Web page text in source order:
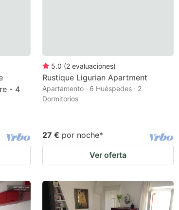
- 4
5.0 (2 evaluaciones)
Rustique Ligurian Apartment
Apartamento · 6 Huéspedes · 2
Dormitorios
27 € por noche*
Ver oferta